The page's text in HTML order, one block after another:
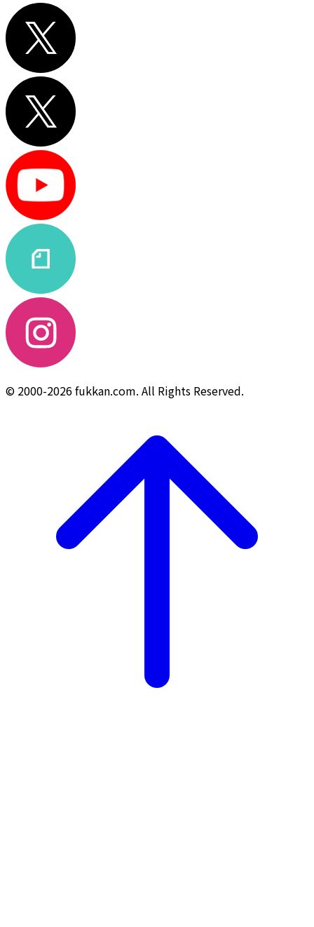
© 2000-2026 fukkan.com. All Rights Reserved.